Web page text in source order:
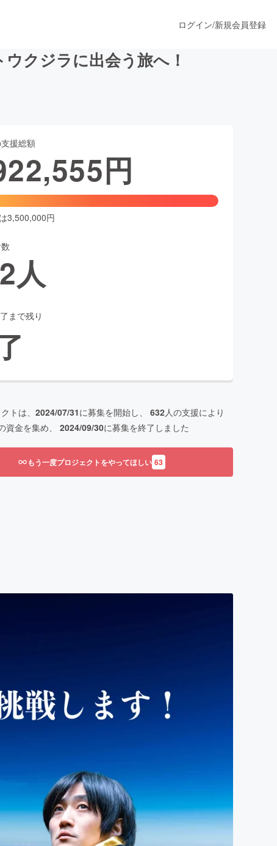
ファッション
ログイン/新規会員登録
クジラに出会う旅へ！
援総額
円
3,500,000円
人
まで残り
トは、 2024/07/31に募集を開始し、 632人の支援により
資金を集め、 2024/09/30に募集を終了しました
もう一度プロジェクトをやってほしい 63